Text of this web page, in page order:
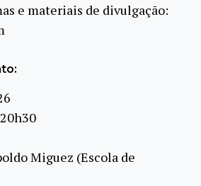
e materiais de divulgação:
Miguez (Escola de